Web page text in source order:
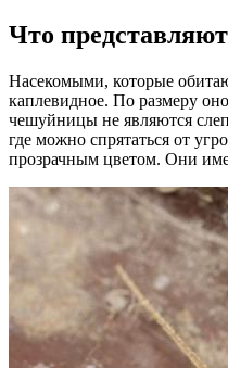
Что
Насекомыми, которые
каплевидное. По размеру
чешуйницы не являются
где можно спрятаться от
прозрачным цветом. Они